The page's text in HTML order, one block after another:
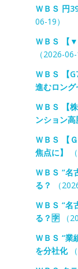
ＷＢＳ 円
06-19）
ＷＢＳ 【▼
（2026-06-
ＷＢＳ 【
進むロング
ＷＢＳ 【
ンション高
ＷＢＳ 【
焦点に】
ＷＢＳ “名
る？
（
ＷＢＳ “名
る？🈑 （
ＷＢＳ “
を分社化（